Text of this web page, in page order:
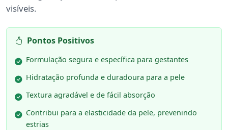
visíveis.
Pontos Positivos
Formulação segura e específica para gestantes
Hidratação profunda e duradoura para a pele
Textura agradável e de fácil absorção
Contribui para a elasticidade da pele, prevenindo
estrias